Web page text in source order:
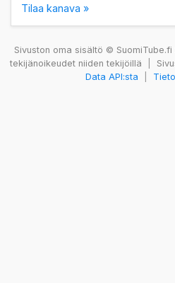
Tilaa kanava »
Sivuston oma sisältö © SuomiTube.fi
tekijänoikeudet niiden tekijöillä
Data API:sta